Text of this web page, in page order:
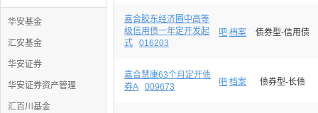
华安基金
汇安基金
华安证券
华安证券资产管理
汇百川基金
嘉合胶东经济圈中高等
级信用债一年定开发起
式
016203
吧 档案 债券型-信用债
嘉合慧康63个月定开债
券A
009673 吧 档案 债券型-长债